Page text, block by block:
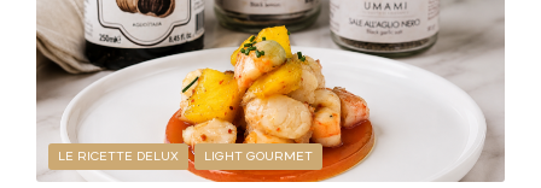
LE RICETTE DELUX LIGHT GOURMET